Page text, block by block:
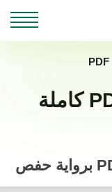
سورة قريش مكتوبة PDF كاملة